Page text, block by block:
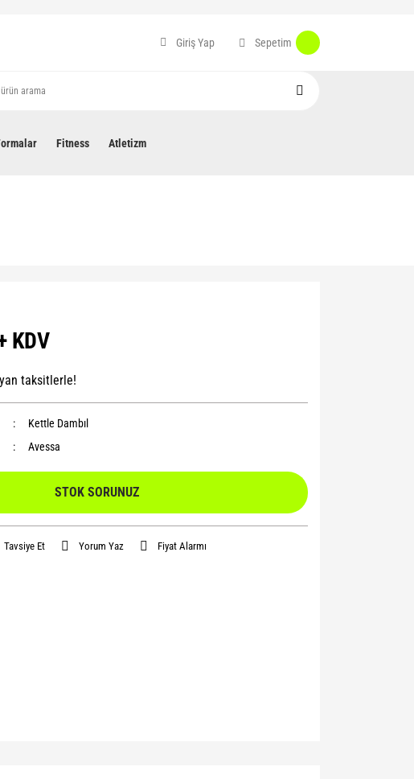
Giriş Yap Sepetim
Fitness Atletizm
KDV
taksitlerle!
Kettle Dambıl
Avessa
STOK SORUNUZ
Tavsiye Et Yorum Yaz Fiyat Alarmı